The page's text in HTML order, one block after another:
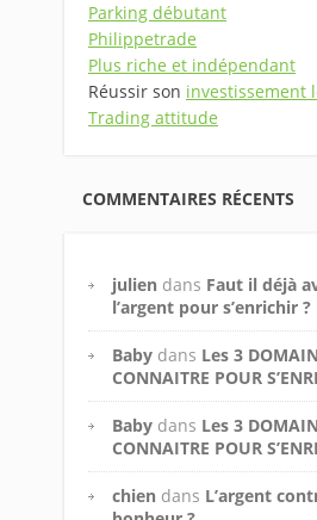
Parking débutant
Philippetrade
Plus riche et indépendant
Réussir son investissement
Trading attitude
COMMENTAIRES RÉCENTS
julien dans Faut il déjà
l’argent pour s’enrichir ?
Baby dans Les 3
CONNAITRE POUR
Baby dans Les 3
CONNAITRE POUR
chien dans L’argent